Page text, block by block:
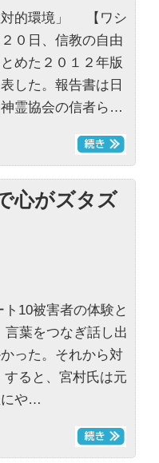
対的環境」 【ワシ
０日、信教の自由
めた２０１２年版
した。報告書は日
霊協会の信者ら…
心がズタズ
ト10被害者の体験と
葉をつなぎ話し出
った。それから対
ると、宮村氏は元
にや…